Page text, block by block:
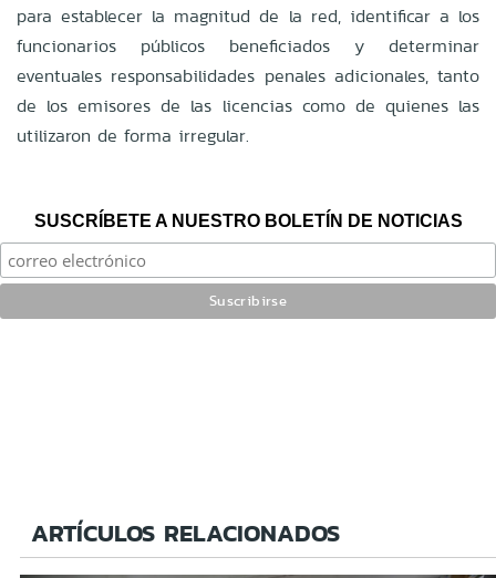
para establecer la magnitud de la red, identificar a los
funcionarios públicos beneficiados y determinar
eventuales responsabilidades penales adicionales, tanto
de los emisores de las licencias como de quienes las
utilizaron de forma irregular.
SUSCRÍBETE A NUESTRO BOLETÍN DE NOTICIAS
ARTÍCULOS RELACIONADOS